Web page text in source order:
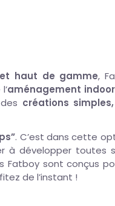
haut de gamme,
aménagement
créations
. C’est dans cette
à développer toutes
Fatboy sont conçus
de l’instant !